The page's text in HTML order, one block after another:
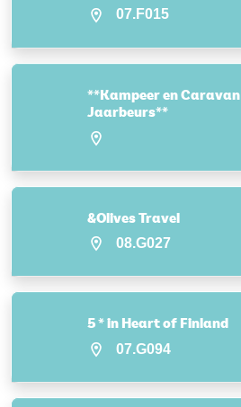
07.F015
**Kampeer en Caravan
Jaarbeurs**
&Olives Travel
08.G027
5 * in Heart of Finland
07.G094